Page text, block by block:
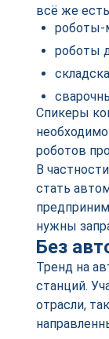
всё же
роботы-
роботы
Спикеры
роботов
В
стать
нужны
Без
Тренд на
станций.
отрасли,